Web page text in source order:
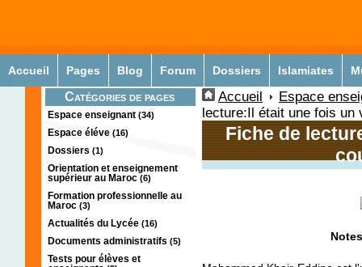
Accueil Pages Blog Forum Dossiers Islamiates
Catégories de pages
Espace enseignant (34)
Espace éléve (16)
Dossiers (1)
Orientation et enseignement
supérieur au Maroc (6)
Formation professionnelle au
Maroc (3)
Actualités du Lycée (16)
Documents administratifs (5)
Tests pour élèves et
Accueil
Espace
lecture:Il était une fois un
Fiche de